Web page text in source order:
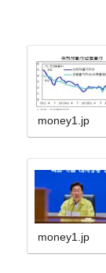
money1.jp
money1.jp